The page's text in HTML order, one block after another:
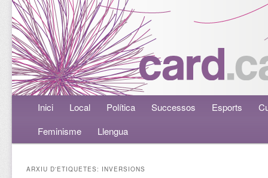
Menú principalAneu al contingut principal
Aneu al contingut secundari
Inici Local Política Successos Esports
Feminisme
Llengua
ARXIU D'ETIQUETES: INVERSIONS